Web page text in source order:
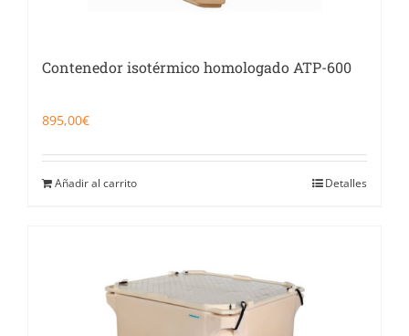
Contenedor isotérmico homologado ATP-600
895,00€
Añadir al carrito Detalles